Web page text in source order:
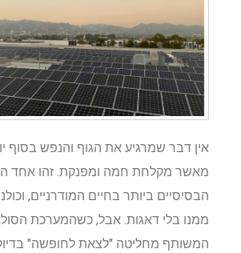
אין דבר שמרגיע את הגוף והנפש בסוף
מאשר מקלחת חמה ומפנקת. זהו אחד
הבסיסיים ביותר בחיים המודרניים, וכולנו
ממנו בלי דאגות. אבל, כשהמערכת
המשותף מחליטה "לצאת לחופשה" בדיוק